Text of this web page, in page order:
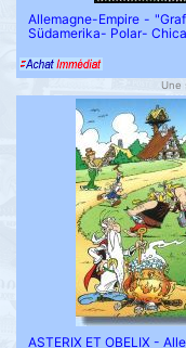
Allemagne-Empire -
Südamerika- Polar-
Une
ASTERIX ET OBELIX -